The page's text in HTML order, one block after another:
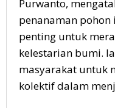
Purwanto,
penanaman
penting untuk
kelestarian bumi.
masyarakat untuk
kolektif dalam